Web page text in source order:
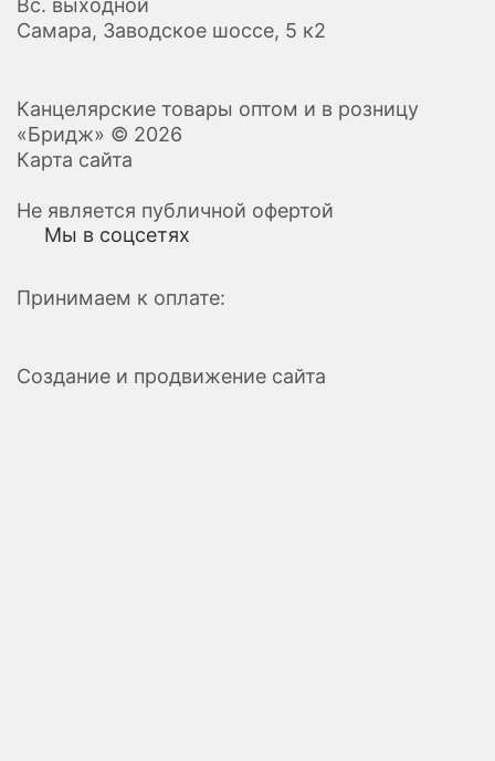
Вс. выходной
Самара, Заводское шоссе, 5 к2
Канцелярские товары оптом и в розницу
«Бридж» © 2026
Карта сайта
Не является публичной офертой
Мы в соцсетях
Принимаем к оплате:
Создание и продвижение сайта